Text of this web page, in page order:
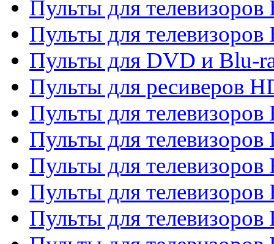
Пульты для телевизоров
Пульты для телевизоров
Пульты для DVD и Blu-
Пульты для ресиверов
Пульты для
Пульты для телевизоров
Пульты для телевизоров
Пульты для телевизоров
Пульты для телевизоров